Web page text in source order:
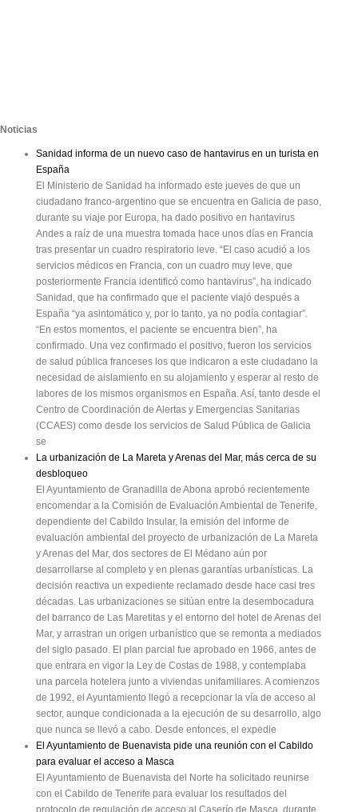
Noticias
Sanidad informa de un nuevo caso de hantavirus en un turista en
España
El Ministerio de Sanidad ha informado este jueves de que un
ciudadano franco-argentino que se encuentra en Galicia de paso,
durante su viaje por Europa, ha dado positivo en hantavirus
Andes a raíz de una muestra tomada hace unos días en Francia
tras presentar un cuadro respiratorio leve. “El caso acudió a los
servicios médicos en Francia, con un cuadro muy leve, que
posteriormente Francia identificó como hantavirus”, ha indicado
Sanidad, que ha confirmado que el paciente viajó después a
España “ya asintomático y, por lo tanto, ya no podía contagiar”.
“En estos momentos, el paciente se encuentra bien”, ha
confirmado. Una vez confirmado el positivo, fueron los servicios
de salud pública franceses los que indicaron a este ciudadano la
necesidad de aislamiento en su alojamiento y esperar al resto de
labores de los mismos organismos en España. Así, tanto desde el
Centro de Coordinación de Alertas y Emergencias Sanitarias
(CCAES) como desde los servicios de Salud Pública de Galicia
se
La urbanización de La Mareta y Arenas del Mar, más cerca de su
desbloqueo
El Ayuntamiento de Granadilla de Abona aprobó recientemente
encomendar a la Comisión de Evaluación Ambiental de Tenerife,
dependiente del Cabildo Insular, la emisión del informe de
evaluación ambiental del proyecto de urbanización de La Mareta
y Arenas del Mar, dos sectores de El Médano aún por
desarrollarse al completo y en plenas garantías urbanísticas. La
decisión reactiva un expediente reclamado desde hace casi tres
décadas. Las urbanizaciones se sitúan entre la desembocadura
del barranco de Las Maretitas y el entorno del hotel de Arenas del
Mar, y arrastran un origen urbanístico que se remonta a mediados
del siglo pasado. El plan parcial fue aprobado en 1966, antes de
que entrara en vigor la Ley de Costas de 1988, y contemplaba
una parcela hotelera junto a viviendas unifamiliares. A comienzos
de 1992, el Ayuntamiento llegó a recepcionar la vía de acceso al
sector, aunque condicionada a la ejecución de su desarrollo, algo
que nunca se llevó a cabo. Desde entonces, el expedie
El Ayuntamiento de Buenavista pide una reunión con el Cabildo
para evaluar el acceso a Masca
El Ayuntamiento de Buenavista del Norte ha solicitado reunirse
con el Cabildo de Tenerife para evaluar los resultados del